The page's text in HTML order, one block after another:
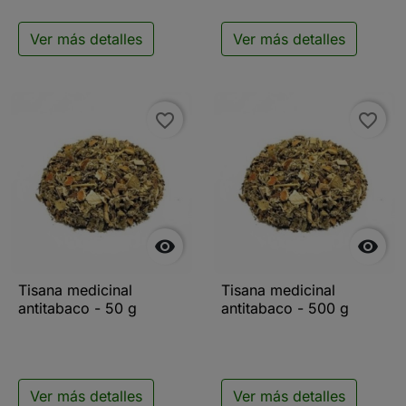
Ver más detalles Ver más detalles

favorite_border
Tisana medicinal
antitabaco - 50 g
Ver más detalles

favorite_border
Tisana medicinal
antitabaco - 500 g
Ver más detalles